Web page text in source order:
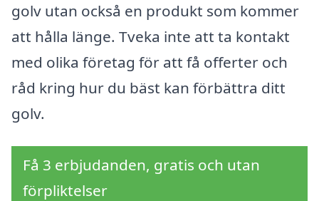
golv utan också en produkt som kommer
att hålla länge. Tveka inte att ta kontakt
med olika företag för att få offerter och
råd kring hur du bäst kan förbättra ditt
golv.
Få 3 erbjudanden, gratis och utan
förpliktelser